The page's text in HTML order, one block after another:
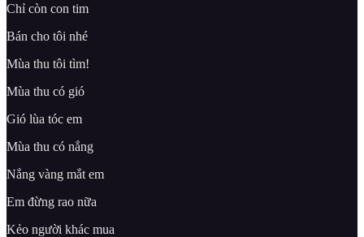
Chỉ còn con tim
Bán cho tôi nhé
Mùa thu tôi tìm!
Mùa thu có gió
Gió lùa tóc em
Mùa thu có nắng
Nắng vàng mắt em
Em đừng rao nữa
Kẻo người khác mua